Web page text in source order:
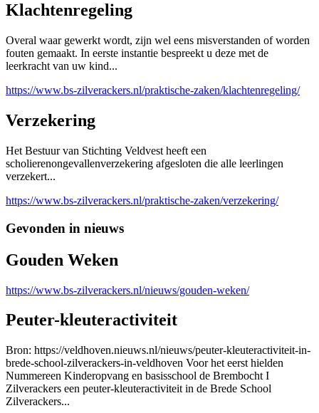
Klachtenregeling
Overal waar gewerkt wordt, zijn wel eens misverstanden of worden
fouten gemaakt. In eerste instantie bespreekt u deze met de
leerkracht van uw kind...
https://www.bs-zilverackers.nl/praktische-zaken/klachtenregeling/
Verzekering
Het Bestuur van Stichting Veldvest heeft een
scholierenongevallenverzekering afgesloten die alle leerlingen
verzekert...
https://www.bs-zilverackers.nl/praktische-zaken/verzekering/
Gevonden in nieuws
Gouden Weken
https://www.bs-zilverackers.nl/nieuws/gouden-weken/
Peuter-kleuteractiviteit
Bron: https://veldhoven.nieuws.nl/nieuws/peuter-kleuteractiviteit-in-
brede-school-zilverackers-in-veldhoven Voor het eerst hielden
Nummereen Kinderopvang en basisschool de Brembocht I
Zilverackers een peuter-kleuteractiviteit in de Brede School
Zilverackers...